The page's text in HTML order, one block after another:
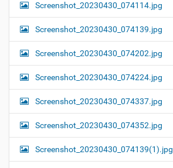
Screenshot_20230430_074114.jpg
Screenshot_20230430_074139.jpg
Screenshot_20230430_074202.jpg
Screenshot_20230430_074224.jpg
Screenshot_20230430_074337.jpg
Screenshot_20230430_074352.jpg
Screenshot_20230430_074139(1).jpg